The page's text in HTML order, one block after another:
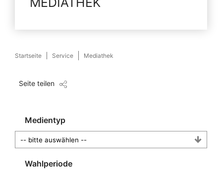
Startseite Service Mediathek
Seite teilen
Medientyp
Wahlperiode